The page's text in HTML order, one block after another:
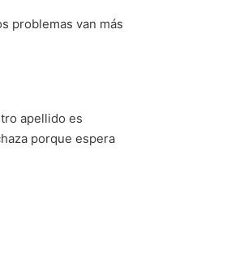
problemas van más
apellido es
porque espera